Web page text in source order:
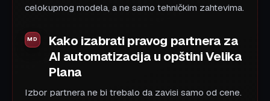
celokupnog modela, a ne samo tehničkim zahtevima.
Kako izabrati pravog partnera za
AI automatizacija u opštini Velika
Plana
Izbor partnera ne bi trebalo da zavisi samo od cene.